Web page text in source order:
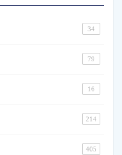
34
79
16
214
405